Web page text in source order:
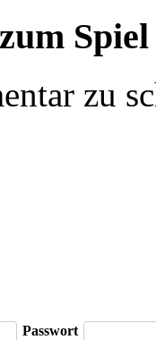
Spiel
zu
Passwort